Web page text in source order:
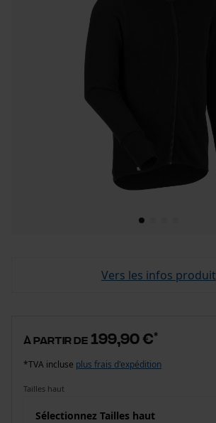
Vers les infos produit
à partir de 199,90 €*
*TVA incluse plus frais d'expédition
Tailles haut
Sélectionnez Tailles haut